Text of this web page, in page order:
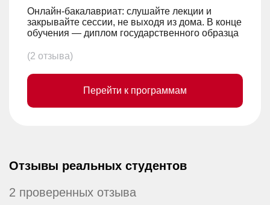
Онлайн-бакалавриат: слушайте лекции и
закрывайте сессии, не выходя из дома. В конце
обучения — диплом государственного образца
(2 отзыва)
Перейти к программам
Отзывы реальных студентов
2 проверенных отзыва